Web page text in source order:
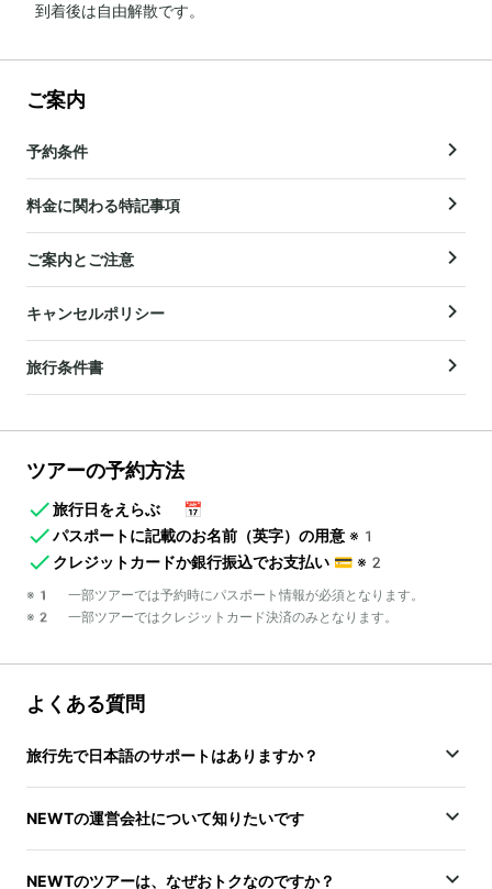
到着後は自由解散です。
ご案内
予約条件
料金に関わる特記事項
ご案内とご注意
キャンセルポリシー
旅行条件書
ツアーの予約方法
旅行日をえらぶ
📅
パスポートに記載のお名前（英字）の用意 ※1
クレジットカードか銀行振込でお支払い 💳 ※2
※1 一部ツアーでは予約時にパスポート情報が必須となります。
※2 一部ツアーではクレジットカード決済のみとなります。
よくある質問
旅行先で日本語のサポートはありますか？
NEWTの運営会社について知りたいです
NEWTのツアーは、なぜおトクなのですか？